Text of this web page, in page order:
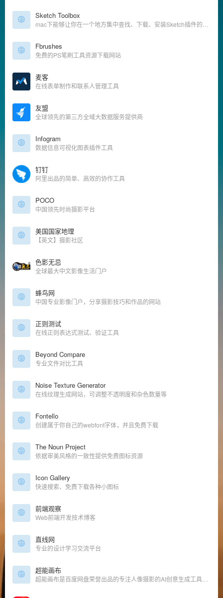
Sketch Toolbox
Fbrushes
免费的PS笔刷工具资源下载网站
麦客
在线表单制作和联系人管理工具
友盟
全球领先的第三方全域大数据服务提供商
Infogram
数据信息可视化图表插件工具
钉钉
阿里出品的简单、高效的协作工具
POCO
中国领先时尚摄影平台
美国国家地理
【英文】摄影社区
色影无忌
全球最大中文影像生活门户
蜂鸟网
中国专业影像门户，分享摄影技巧和作品的网站
正则测试
在线正则表达式测试、验证工具
Beyond Compare
专业文件对比工具
Noise Texture Generator
在线纹理生成网站，可调整不透明度和杂色数量等
Fontello
创建属于你自己的webfont字体，并且免费下载
The Noun Project
依据审美风格的一致性提供免费图标资源
Icon Gallery
快速搜索、免费下载各种小图标
前端观察
Web前端开发技术博客
直线网
专业的设计学习交流平台
超能画布